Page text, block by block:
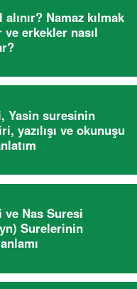
Namaz kılmak
ve erkekler nasıl
Yasin suresinin
yazılışı ve okunuşu
ve Nas Suresi
Surelerinin